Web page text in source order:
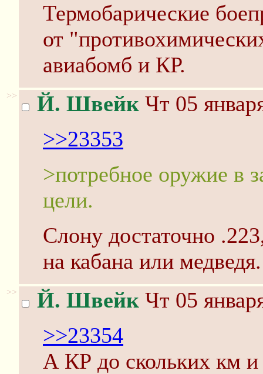
Термобарические
от
авиабомб и КР.
>> Й. Швейк Чт 05
>>23353
>потребное оружие в
цели.
Слону достаточно
на кабана или медведя.
>> Й. Швейк Чт 05
>>23354
А КР до скольких км